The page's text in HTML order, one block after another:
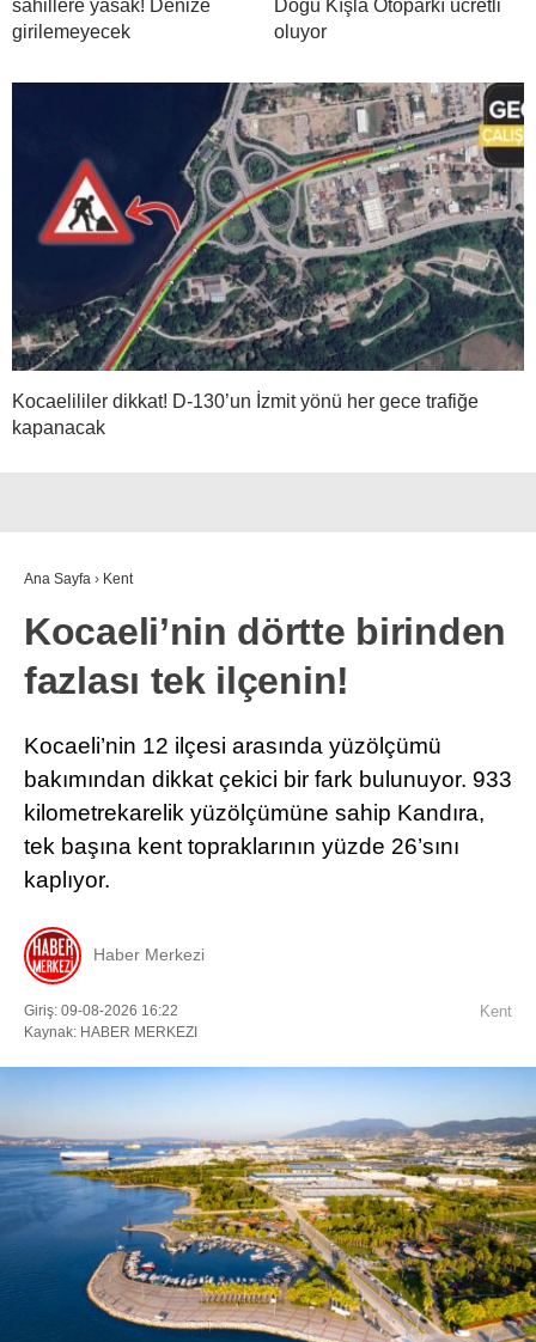
sahillere yasak! Denize
girilemeyecek
Doğu Kışla Otoparkı ücretli
oluyor
Kocaelililer dikkat! D-130’un İzmit yönü her gece trafiğe
kapanacak
Ana Sayfa › Kent
Kocaeli’nin dörtte birinden
fazlası tek ilçenin!
Kocaeli’nin 12 ilçesi arasında yüzölçümü
bakımından dikkat çekici bir fark bulunuyor. 933
kilometrekarelik yüzölçümüne sahip Kandıra,
tek başına kent topraklarının yüzde 26’sını
kaplıyor.
Haber Merkezi
Giriş: 09-08-2026 16:22
Kaynak: HABER MERKEZI
Kent